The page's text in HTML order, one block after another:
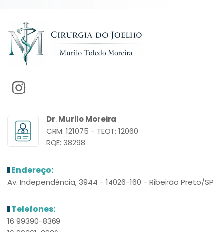
Dr. Murilo Moreira
CRM: 121075 - TEOT: 12060
RQE: 38298
Endereço:
Av. Independência, 3944 - 14026-160 - Ribeirão Preto/SP
Telefones:
16 99390-8369